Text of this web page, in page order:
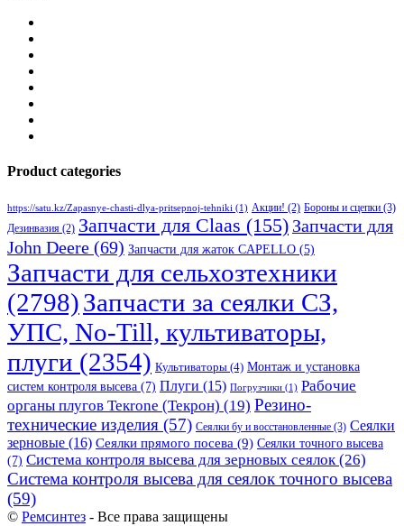
Product categories
https://satu.kz/Zapasnye-chasti-dlya-pritsepnoj-tehniki (1) Акции! (2) Бороны и сцепки (3)
Дезинвазия (2) Запчасти для Claas (155) Запчасти для
John Deere (69) Запчасти для жаток CAPELLO (5)
Запчасти для сельхозтехники
(2798)Запчасти за сеялки СЗ,
УПС, No-Till, культиваторы,
плуги (2354) Культиваторы (4) Монтаж и установка
систем контроля высева (7) Плуги (15) Погрузчики (1) Рабочие
органы плугов Текrоne (Текрон) (19) Резино-
технические изделия (57) Сеялки бу и восстановленные (3) Сеялки
зерновые (16) Сеялки прямого посева (9) Сеялки точного высева
(7) Система контроля высева для зерновых сеялок(26)
Система контроля высева для сеялок точного высева
(59)
© Ремсинтез - Все права защищены